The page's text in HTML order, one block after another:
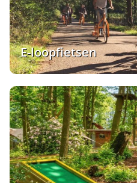
E-loopfietsen